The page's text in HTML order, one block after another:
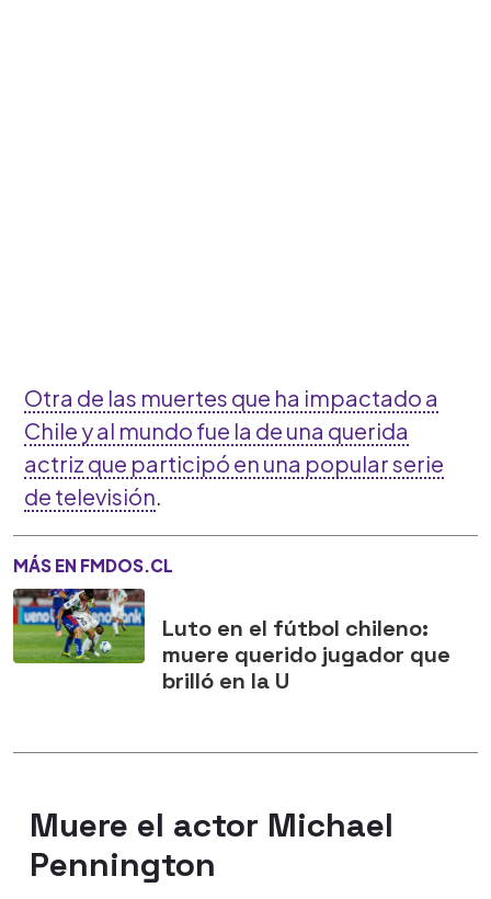
Otra de las muertes que ha impactado a
Chile y al mundo fue la de una querida
actriz que participó en una popular serie
de televisión.
MÁS EN FMDOS.CL
Luto en el fútbol chileno:
muere querido jugador que
brilló en la U
Muere el actor Michael
Pennington